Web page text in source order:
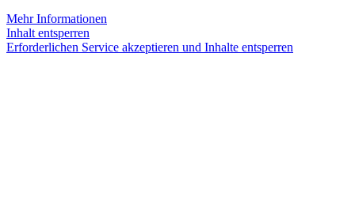
Mehr Informationen
Inhalt entsperren
Erforderlichen Service akzeptieren und Inhalte entsperren